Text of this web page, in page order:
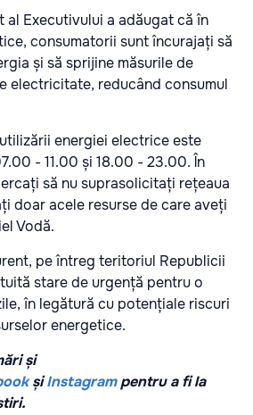
al Executivului a adăugat că în
consumatorii sunt încurajați să
și să sprijine măsurile de
electricitate, reducând consumul
energiei electrice este
- 11.00 și 18.00 - 23.00. În
să nu suprasolicitați rețeaua
doar acele resurse de care aveți
Vodă.
pe întreg teritoriul Republicii
stare de urgență pentru o
în legătură cu potențiale riscuri
energetice.
și
șiInstagrampentru a fi la